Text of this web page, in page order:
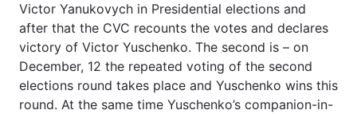
Україна Політика
Економіка Світ
Спорт Наука
Victor Yanukovych in Presidential elections and
after that the CVC recounts the votes and declares
victory of Victor Yuschenko. The second is – on
December, 12 the repeated voting of the second
elections round takes place and Yuschenko wins this
round. At the same time Yuschenko’s companion-in-